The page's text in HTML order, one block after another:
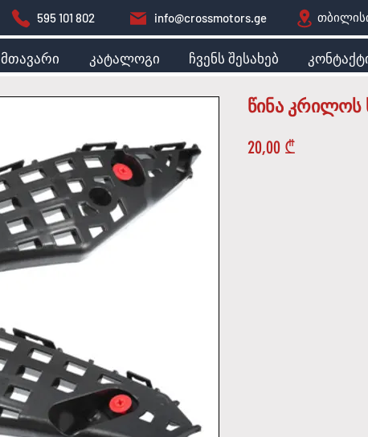
595 101 802 info@crossmotors.ge
მთავარი კატალოგი ჩვენს შესახებ
წინა კრილოს
20,00 ₾Price